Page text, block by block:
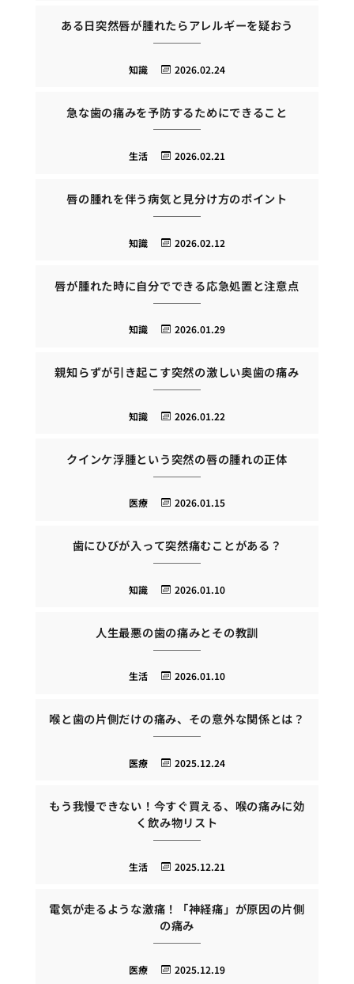
ある日突然唇が腫れたらアレルギーを疑おう
2026.02.24
知識
急な歯の痛みを予防するためにできること
2026.02.21
生活
唇の腫れを伴う病気と見分け方のポイント
2026.02.12
知識
唇が腫れた時に自分でできる応急処置と注意点
2026.01.29
知識
親知らずが引き起こす突然の激しい奥歯の痛み
2026.01.22
知識
クインケ浮腫という突然の唇の腫れの正体
2026.01.15
医療
歯にひびが入って突然痛むことがある？
2026.01.10
知識
人生最悪の歯の痛みとその教訓
2026.01.10
生活
喉と歯の片側だけの痛み、その意外な関係とは？
2025.12.24
医療
もう我慢できない！今すぐ買える、喉の痛みに効
く飲み物リスト
2025.12.21
生活
電気が走るような激痛！「神経痛」が原因の片側
の痛み
2025.12.19
医療